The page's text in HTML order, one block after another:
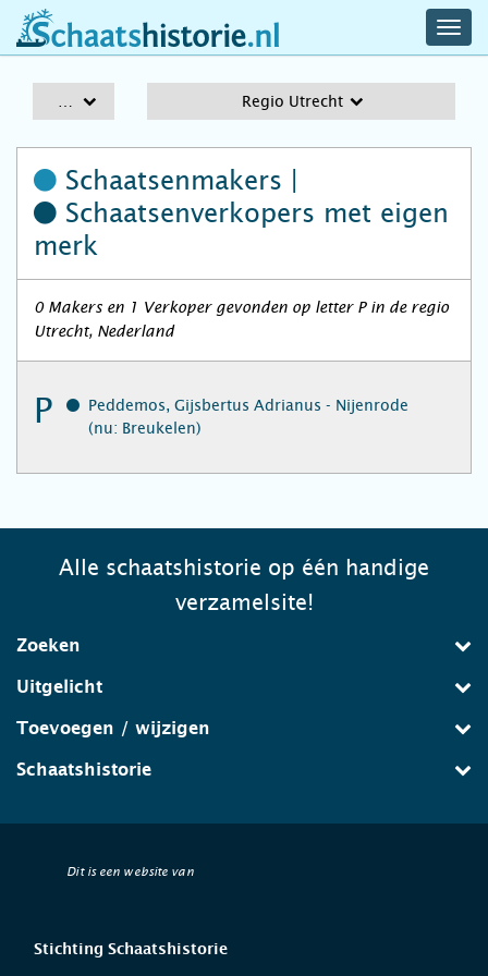
schaatshistorie.nl
Regio Utrecht
Schaatsenmakers |
Schaatsenverkopers met eigen
merk
0 Makers en 1 Verkoper gevonden op letter P in de regio
Utrecht, Nederland
P
Peddemos, Gijsbertus Adrianus - Nijenrode
(nu: Breukelen)
Alle schaatshistorie op één handige
verzamelsite!
Zoeken
Uitgelicht
Toevoegen / wijzigen
Schaatshistorie
Dit is een website van
Stichting Schaatshistorie